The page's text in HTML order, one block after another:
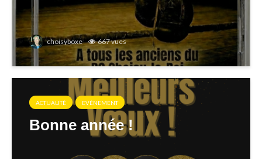
choisyboxe 667 vues
ACTUALITÉ EVÉNEMENT
Bonne année !